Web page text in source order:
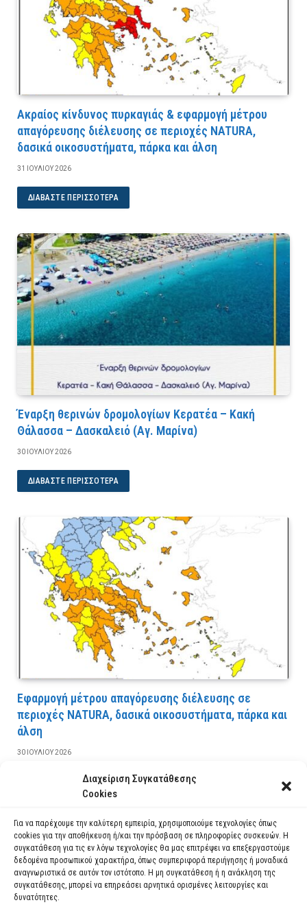
Διαχείριση Συγκατάθεσης
Cookies
Για να παρέχουμε την καλύτερη εμπειρία, χρησιμοποιούμε τεχνολογίες όπως
cookies για την αποθήκευση ή/και την πρόσβαση σε πληροφορίες συσκευών. Η
συγκατάθεση για τις εν λόγω τεχνολογίες θα μας επιτρέψει να επεξεργαστούμε
δεδομένα προσωπικού χαρακτήρα, όπως συμπεριφορά περιήγησης ή μοναδικά
αναγνωριστικά σε αυτόν τον ιστότοπο. Η μη συγκατάθεση ή η ανάκληση της
συγκατάθεσης, μπορεί να επηρεάσει αρνητικά ορισμένες λειτουργίες και
δυνατότητες.
Ακραίος κίνδυνος πυρκαγιάς & εφαρμογή μέτρου
απαγόρευσης διέλευσης σε περιοχές NATURA,
δασικά οικοσυστήματα, πάρκα και άλση
31 ΙΟΥΛΊΟΥ 2026
ΔΙΑΒΆΣΤΕ ΠΕΡΙΣΣΌΤΕΡΑ
Έναρξη θερινών δρομολογίων Κερατέα – Κακή
Θάλασσα – Δασκαλειό (Αγ. Μαρίνα)
30 ΙΟΥΛΊΟΥ 2026
ΔΙΑΒΆΣΤΕ ΠΕΡΙΣΣΌΤΕΡΑ
Εφαρμογή μέτρου απαγόρευσης διέλευσης σε
περιοχές NATURA, δασικά οικοσυστήματα, πάρκα και
άλση
30 ΙΟΥΛΊΟΥ 2026
ΔΙΑΒΆΣΤΕ ΠΕΡΙΣΣΌΤΕΡΑ